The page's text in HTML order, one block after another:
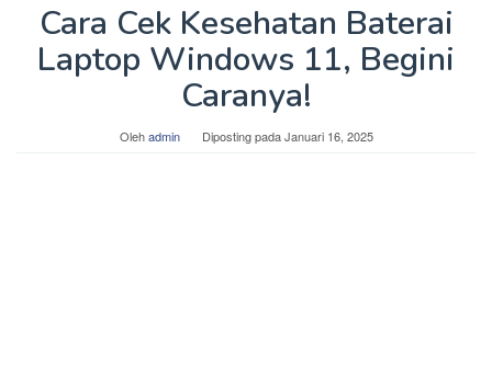
Cara Cek Kesehatan Baterai
Laptop Windows 11, Begini
Caranya!
Olehadmin Diposting padaJanuari 16, 2025